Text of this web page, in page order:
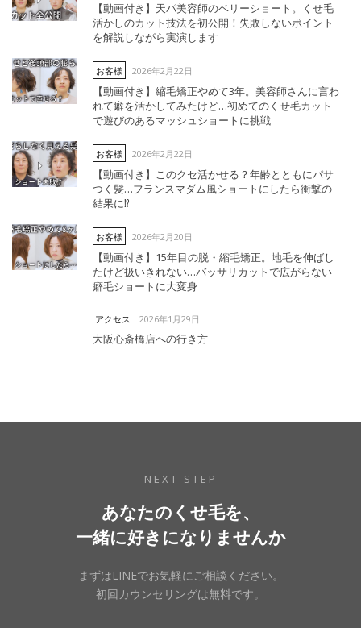
【動画付き】天パ美容師のベリーショート。くせ毛
活かしのカット技法を初公開！失敗しないポイント
を解説しながら実演します
お客様 2026年2月22日
【動画付き】縮毛矯正やめて3年。美容師さんに言わ
れて癖を活かしてみたけど…初めてのくせ毛カット
で遊びのあるマッシュショートに挑戦
お客様 2026年2月22日
【動画付き】このクセ活かせる？年齢とともにパサ
つく髪…フランスマダム風ショートにしたら衝撃の
結果に⁉︎
お客様 2026年2月20日
【動画付き】15年目の脱・縮毛矯正。地毛を伸ばし
たけど扱いきれない…バッサリカットで広がらない
癖毛ショートに大変身
アクセス 2026年1月29日
大阪心斎橋店への行き方
NEXT STEP
あなたのくせ毛を、
一緒に好きになりませんか
まずはLINEでお気軽にご相談ください。
初回カウンセリングは無料です。